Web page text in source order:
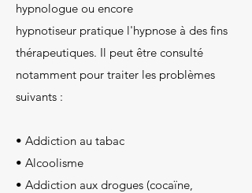
hypnologue ou encore
hypnotiseur pratique l'hypnose à des fins
thérapeutiques. Il peut être consulté
notamment pour traiter les problèmes
suivants :
• Addiction au tabac
• Alcoolisme
• Addiction aux drogues (cocaïne,